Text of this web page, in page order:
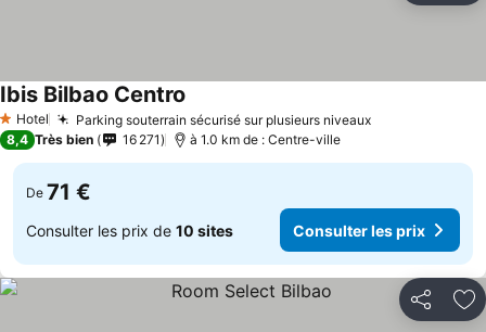
1 Étoiles
Hotel Parking souterrain sécurisé sur plusieurs niveauxConsulter les
Ibis Bilbao Centro
8,4 Très bien 16 271 à 1.0 km de : Centre-ville
De 71 €
Consulter les prix de 10 sites Consulter les prix
Partager